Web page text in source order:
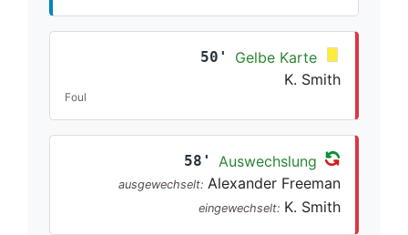
50'
Gelbe Karte
K. Smith
Foul
58' Auswechslung
ausgewechselt: Alexander Freeman
eingewechselt: K. Smith